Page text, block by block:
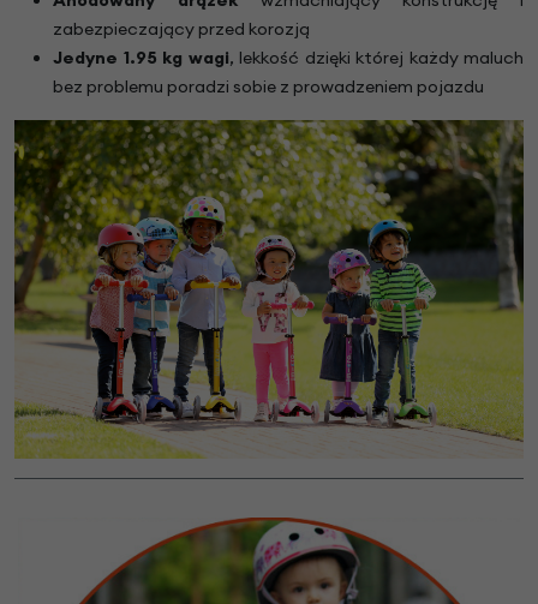
zabezpieczający przed korozją
Jedyne 1.95 kg wagi, lekkość dzięki której każdy maluch
bez problemu poradzi sobie z prowadzeniem pojazdu